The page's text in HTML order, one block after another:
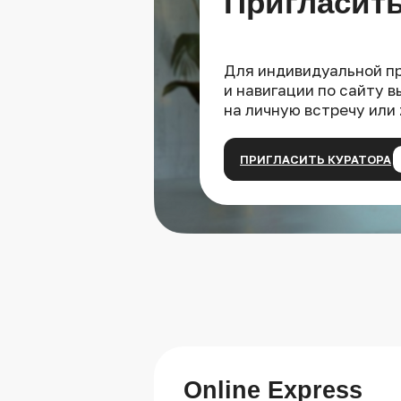
Для индивидуальной
и навигации по сайту
на личную встречу или
ПРИГЛАСИТЬ КУРАТОРА
Online Express